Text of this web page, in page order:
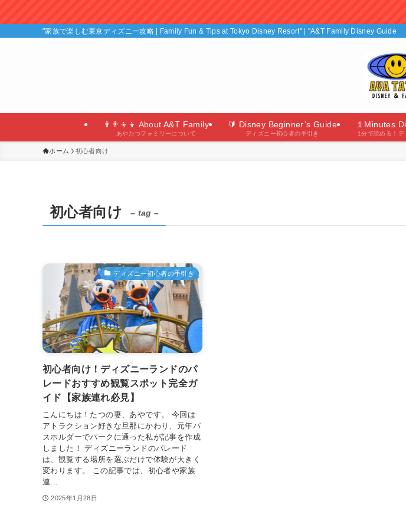
1分で読
"家族で楽しむ東京ディズニー攻略 | Family Fun & Tips at Tokyo Disney Resort" | "A&T Family Disney Guide"
👨‍👨‍👦‍👦 About A&T Family
あやたつフォミリーについて
🔰 Disney Beginner’s Guide
ディズニー初心者の手引き
１Minutes
1分で読める！デ
ホーム 初心者向け
初心者向け – tag –
ディズニー初心者の手引き
初心者向け！ディズニーランドのパ
レードおすすめ観覧スポット完全ガ
イド【家族連れ必見】
こんにちは！たつの妻、あやです。 今回は
アトラクション好きな旦那にかわり、元年パ
スホルダーでパークに通った私が記事を作成
しました！ ディズニーランドのパレード
は、観覧する場所を選ぶだけで体験が大きく
変わります。 この記事では、初心者や家族
連...
2025年1月28日